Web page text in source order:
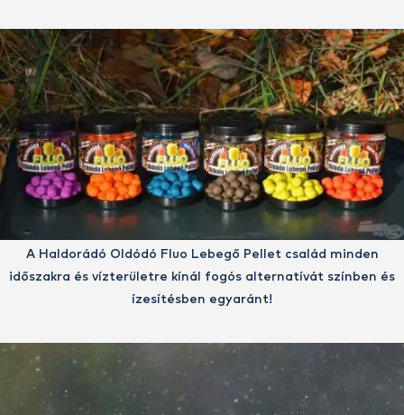
A Haldorádó Oldódó Fluo Lebegő Pellet család minden
időszakra és vízterületre kínál fogós alternatívát színben és
ízesítésben egyaránt!